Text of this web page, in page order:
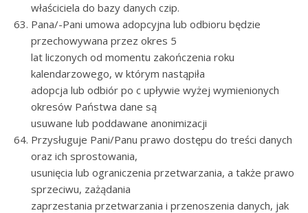
właściciela do bazy danych czip.
Pana/-Pani umowa adopcyjna lub odbioru będzie
przechowywana przez okres 5
lat liczonych od momentu zakończenia roku
kalendarzowego, w którym nastąpiła
adopcja lub odbiór po c upływie wyżej wymienionych
okresów Państwa dane są
usuwane lub poddawane anonimizacji
Przysługuje Pani/Panu prawo dostępu do treści danych
oraz ich sprostowania,
usunięcia lub ograniczenia przetwarzania, a także prawo
sprzeciwu, zażądania
zaprzestania przetwarzania i przenoszenia danych, jak